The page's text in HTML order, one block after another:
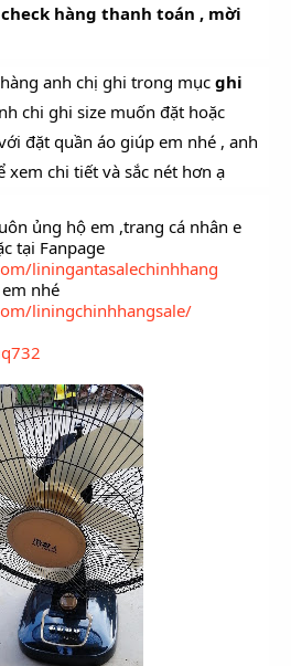
hàng thanh toán , mời
anh chị ghi trong mục ghi
chi ghi size muốn đặt hoặc
đặt quần áo giúp em nhé , anh
xem chi tiết và sắc nét hơn ạ
ủng hộ em ,trang cá nhân e
tại Fanpage
liningantasalechinhhang
nhé
liningchinhhangsale/